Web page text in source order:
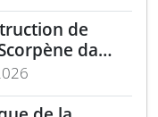
de
dans